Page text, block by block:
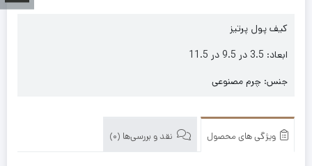
کیف پول پرتیز
ابعاد: 3.5 در 9.5 در 11.5
جنس: چرم مصنوعی
ویژگی های محصول نقد و بررسی‌ها (0)